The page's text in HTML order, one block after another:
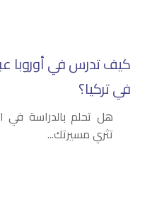
كيف تدرس في أوروبا
في تركيا؟
هل تحلم بالدراسة في
تثري مسيرتك...